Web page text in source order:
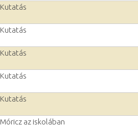
Kutatás
Kutatás
Kutatás
Kutatás
Kutatás
Móricz az iskolában